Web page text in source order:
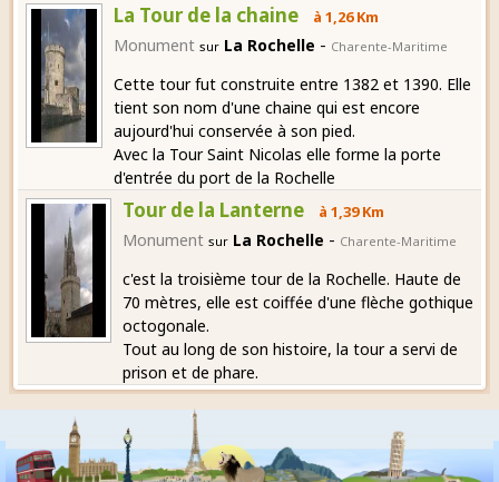
La Tour de la chaine à 1,26 Km
Monument sur La Rochelle - Charente-Maritime
Cette tour fut construite entre 1382 et 1390. Elle
tient son nom d'une chaine qui est encore
aujourd'hui conservée à son pied.
Avec la Tour Saint Nicolas elle forme la porte
d'entrée du port de la Rochelle
Tour de la Lanterne à 1,39 Km
Monument sur La Rochelle - Charente-Maritime
c'est la troisième tour de la Rochelle. Haute de
70 mètres, elle est coiffée d'une flèche gothique
octogonale.
Tout au long de son histoire, la tour a servi de
prison et de phare.